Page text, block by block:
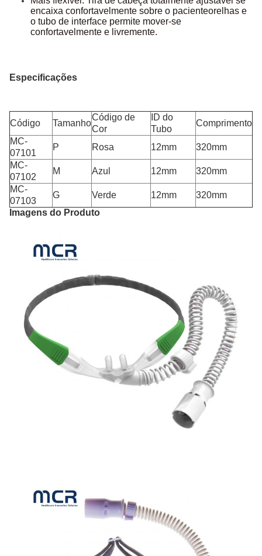
encaixa confortavelmente sobre o pacienteorelhas e
o tubo de interface permite mover-se
confortavelmente e livremente.
Especificações
Código Tamanho
Código de
Cor
ID do
Tubo
Comprimento
MC-
07101
P Rosa 12mm
320mm
MC-
07102
M Azul 12mm
320mm
MC-
07103
G Verde 12mm
320mm
Imagens do Produto